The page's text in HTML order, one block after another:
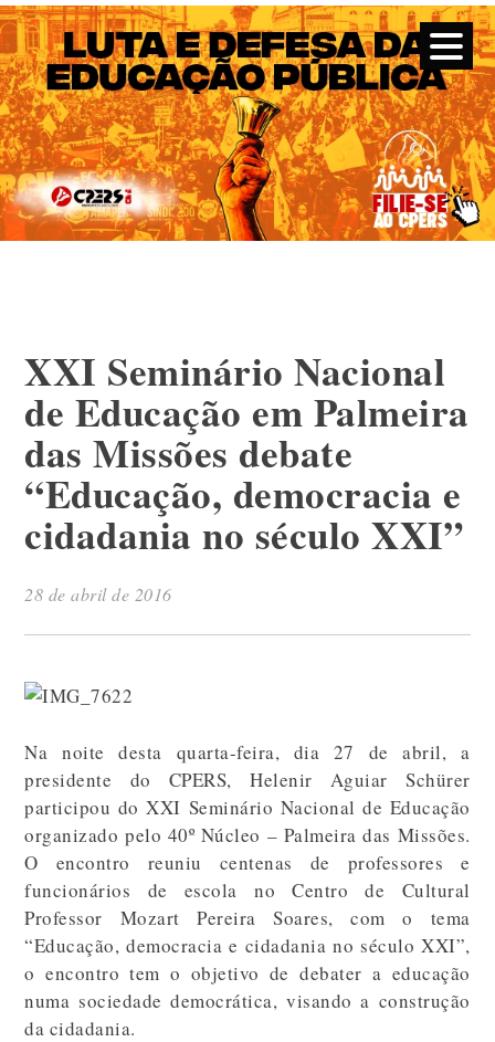
CPERS – Sindicato
CPERS – Sindicato dos Professores e Funcionários de escola
do Estado do Rio Grande do Sul
XXI Seminário Nacional
de Educação em Palmeira
das Missões debate
“Educação, democracia e
cidadania no século XXI”
28 de abril de 2016
Na noite desta quarta-feira, dia 27 de abril, a
presidente do CPERS, Helenir Aguiar Schürer
participou do XXI Seminário Nacional de Educação
organizado pelo 40º Núcleo – Palmeira das Missões.
O encontro reuniu centenas de professores e
funcionários de escola no Centro de Cultural
Professor Mozart Pereira Soares, com o tema
“Educação, democracia e cidadania no século XXI”,
o encontro tem o objetivo de debater a educação
numa sociedade democrática, visando a construção
da cidadania.